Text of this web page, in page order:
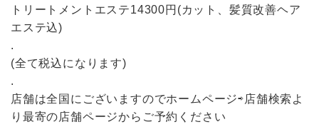
トリートメントエステ14300円(カット、髪質改善ヘア
エステ込)
.
(全て税込になります)
.
店舗は全国にございますのでホームページ⇨店舗検索よ
り最寄の店舗ページからご予約ください